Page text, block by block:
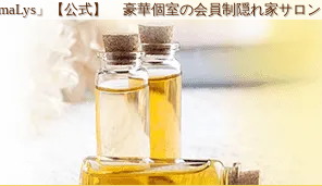
」【公式】 豪華個室の会員制隠れ家サロン